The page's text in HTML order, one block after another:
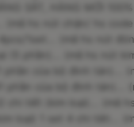
(mã hs nút chặn/ hs
1set... (mã hs nút
(5 phần)... (mã hs nút
phần của bộ đinh tán)...
phần của bộ đinh
chi tiết (kim loại)... (mã
loại) 1 set 4 chi tiêt...